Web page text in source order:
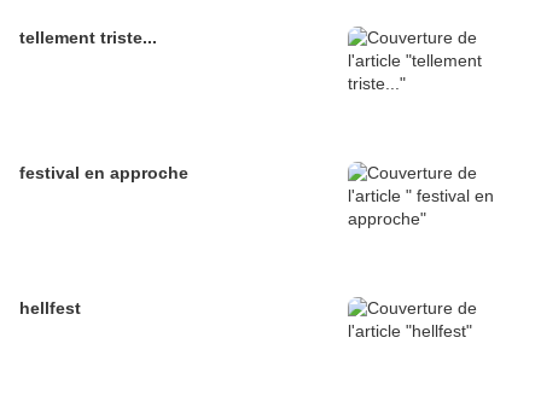
tellement triste...
festival en approche
hellfest